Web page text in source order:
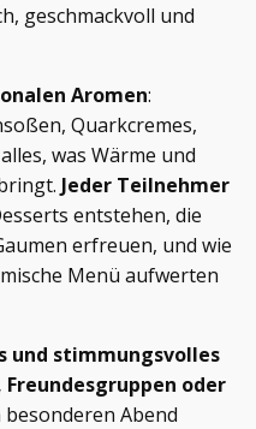
geschmackvoll und
Aromen:
Quarkcremes,
was Wärme und
Jeder Teilnehmer
entstehen, die
erfreuen, und wie
Menü aufwerten
und stimmungsvolles
Freundesgruppen oder
Abend